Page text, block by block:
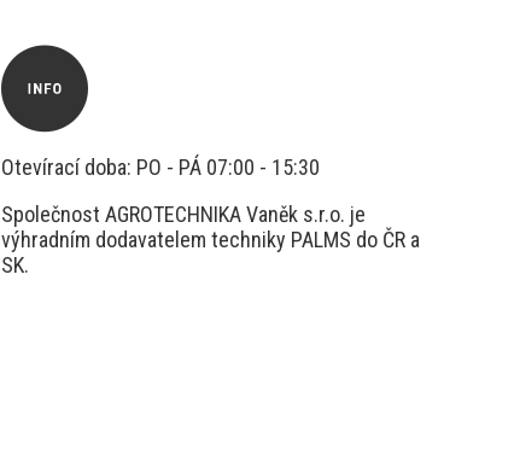
Otevírací doba: PO - PÁ 07:00 - 15:30
Společnost AGROTECHNIKA Vaněk s.r.o. je
výhradním dodavatelem techniky PALMS do ČR a
SK.